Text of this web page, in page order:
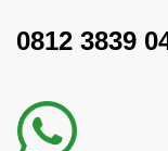
0812 3839